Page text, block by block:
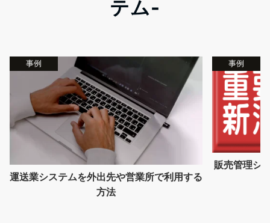
テム-
事例
運送業システムを外出先や営業所で利用する
方法
事例
販売管理シ